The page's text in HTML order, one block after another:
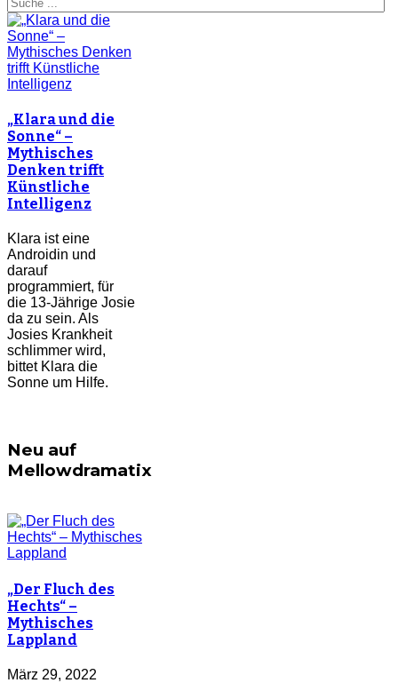
„Klara und die
Sonne“ –
Mythisches
Denken trifft
Künstliche
Intelligenz
Klara ist eine
Androidin und
darauf
programmiert, für
die 13-Jährige Josie
da zu sein. Als
Josies Krankheit
schlimmer wird,
bittet Klara die
Sonne um Hilfe.
Neu auf
Mellowdramatix
„Der Fluch des
Hechts“ –
Mythisches
Lappland
März 29, 2022